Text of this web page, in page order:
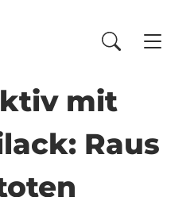
mit
Raus